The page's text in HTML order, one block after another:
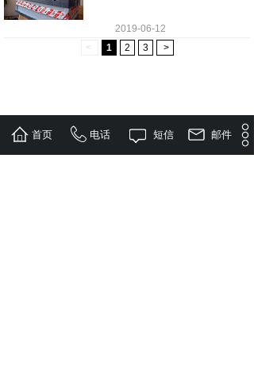
2019-06-12
<
1 2 3 >
首页 电话 短信 邮件